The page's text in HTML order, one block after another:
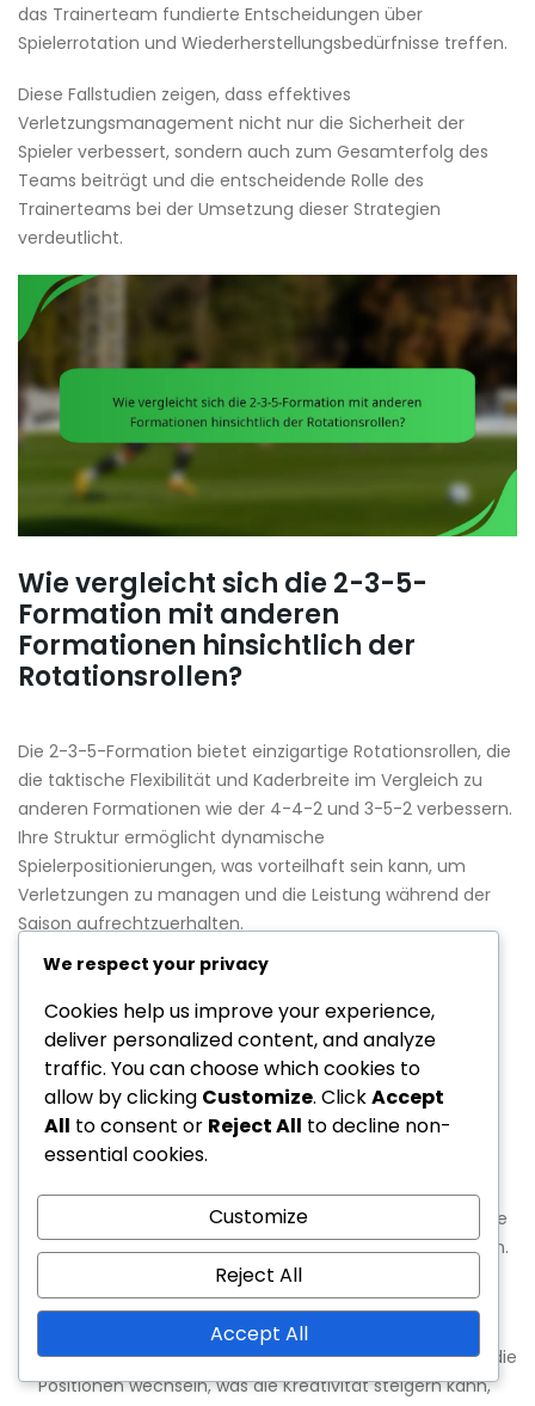
das Trainerteam fundierte Entscheidungen über
Spielerrotation und Wiederherstellungsbedürfnisse treffen.
Diese Fallstudien zeigen, dass effektives
Verletzungsmanagement nicht nur die Sicherheit der
Spieler verbessert, sondern auch zum Gesamterfolg des
Teams beiträgt und die entscheidende Rolle des
Trainerteams bei der Umsetzung dieser Strategien
verdeutlicht.
Wie vergleicht sich die 2-3-5-
Formation mit anderen
Formationen hinsichtlich der
Rotationsrollen?
Die 2-3-5-Formation bietet einzigartige Rotationsrollen, die
die taktische Flexibilität und Kaderbreite im Vergleich zu
anderen Formationen wie der 4-4-2 und 3-5-2 verbessern.
Ihre Struktur ermöglicht dynamische
Spielerpositionierungen, was vorteilhaft sein kann, um
Verletzungen zu managen und die Leistung während der
Saison aufrechtzuerhalten.
Vergleich mit der 4-4-2-Formation
Die 4-4-2-Formation beruht typischerweise auf einer
starreren Struktur, bei der zwei Viererketten defensive
Stabilität und Unterstützung bieten. Im Gegensatz dazu
betont die 2-3-5-Formation das offensive Spiel, was eine
flüssigere Rotation unter Stürmern und Mittelfeldspielern
ermöglicht. Diese Flexibilität kann zu erhöhten
Tormöglichkeiten führen, erfordert jedoch möglicherweise
mehr Ausdauer und Anpassungsfähigkeit von den Spielern.
Rotationsrollen:In der 4-4-2 haben die Spieler
definierte Rollen, was das Management von Ermüdung
erleichtert. Die 2-3-5 erfordert, dass die Spieler häufig die
Positionen wechseln, was die Kreativität steigern kann,
We respect your privacy
Cookies help us improve your experience,
deliver personalized content, and analyze
traffic. You can choose which cookies to
allow by clicking Customize. ClickAccept
All to consent or Reject All to decline non-
essential cookies.
Customize
Reject All
Accept All